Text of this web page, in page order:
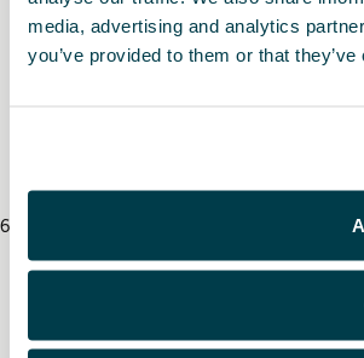
media, advertising and analytics
you’ve provided to them or that
* Para conocer el precio de este producto, contacte
6